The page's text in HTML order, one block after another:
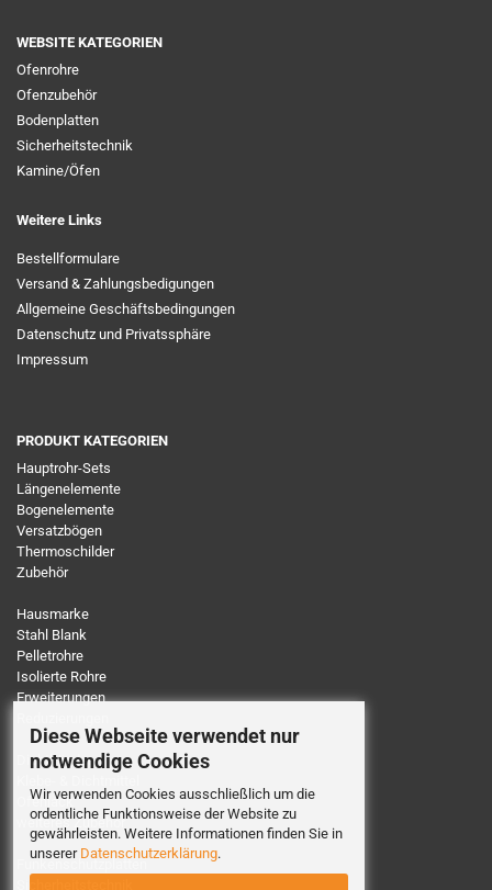
Diese Webseite verwendet nur
notwendige Cookies
Wir verwenden Cookies ausschließlich um die
ordentliche Funktionsweise der Website zu
gewährleisten. Weitere Informationen finden Sie in
unserer Datenschutzerklärung.
WEBSITE KATEGORIEN
Ofenrohre
Ofenzubehör
Bodenplatten
Sicherheitstechnik
Kamine/Öfen
Weitere Links
Bestellformulare
Versand & Zahlungsbedigungen
Allgemeine Geschäftsbedingungen
Datenschutz und Privatssphäre
Impressum
PRODUKT KATEGORIEN
Hauptrohr-Sets
Längenelemente
Bogenelemente
Versatzbögen
Thermoschilder
Zubehör
Hausmarke
Stahl Blank
Pelletrohre
Isolierte Rohre
Erweiterungen
Dichtbänder
Ofenlack
weiteres Zubehör